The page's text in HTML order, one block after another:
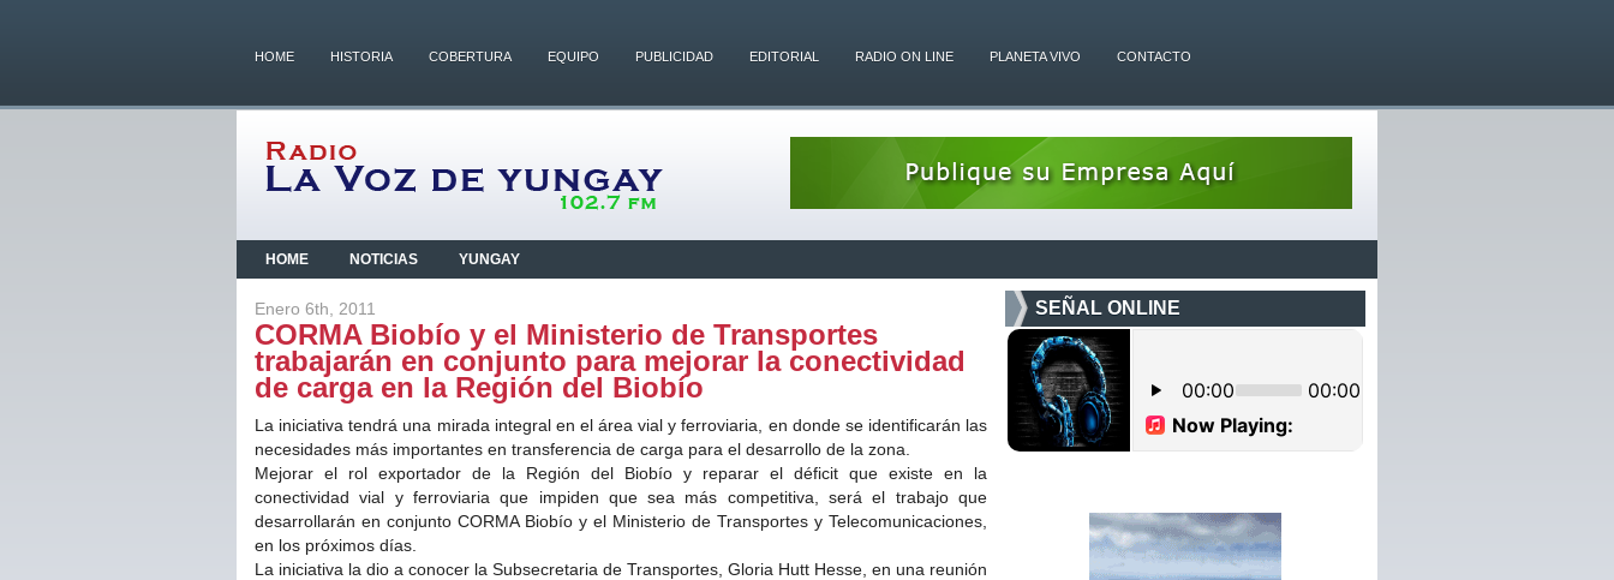
HOME HISTORIA COBERTURA EQUIPO PUBLICIDAD EDITORIAL RADIO ON LINE PLANETA VIVO CONTACTO
HOME NOTICIAS YUNGAY
Enero 6th, 2011
CORMA Biobío y el Ministerio de Transportes
trabajarán en conjunto para mejorar la conectividad
de carga en la Región del Biobío
La iniciativa tendrá una mirada integral en el área vial y ferroviaria, en donde se identificarán las
necesidades más importantes en transferencia de carga para el desarrollo de la zona.
Mejorar el rol exportador de la Región del Biobío y reparar el déficit que existe en la
conectividad vial y ferroviaria que impiden que sea más competitiva, será el trabajo que
desarrollarán en conjunto CORMA Biobío y el Ministerio de Transportes y Telecomunicaciones,
en los próximos días.
La iniciativa la dio a conocer la Subsecretaria de Transportes, Gloria Hutt Hesse, en una reunión
SEÑAL ONLINE